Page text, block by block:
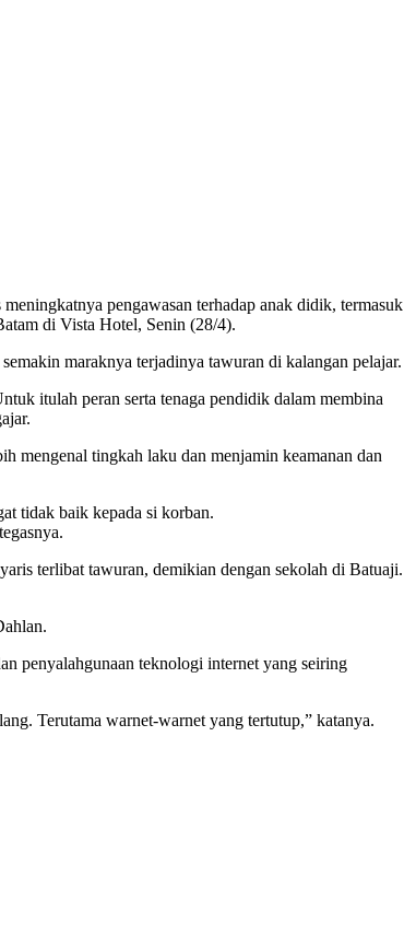
pengawasan terhadap anak didik, termasuk
di Vista Hotel, Senin (28/4).
maraknya terjadinya tawuran di kalangan pelajar.
itulah peran serta tenaga pendidik dalam membina
mengenal tingkah laku dan menjamin keamanan dan
tidak baik kepada si korban.
terlibat tawuran, demikian dengan sekolah di Batuaji.
penyalahgunaan teknologi internet yang seiring
Terutama warnet-warnet yang tertutup,” katanya.